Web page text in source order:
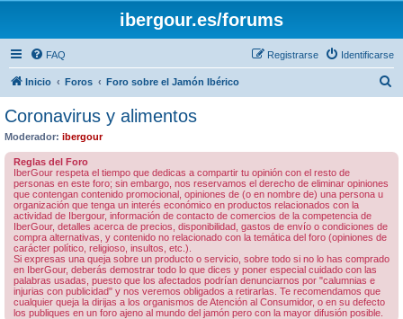
ibergour.es/forums
FAQ Identificarse
Registrarse
Inicio Foros Foro sobre el Jamón Ibérico
Coronavirus y alimentos
Moderador: ibergour
Reglas del Foro
IberGour respeta el tiempo que dedicas a compartir tu opinión con el resto de
personas en este foro; sin embargo, nos reservamos el derecho de eliminar opiniones
que contengan contenido promocional, opiniones de (o en nombre de) una persona u
organización que tenga un interés económico en productos relacionados con la
actividad de Ibergour, información de contacto de comercios de la competencia de
IberGour, detalles acerca de precios, disponibilidad, gastos de envío o condiciones de
compra alternativas, y contenido no relacionado con la temática del foro (opiniones de
carácter político, religioso, insultos, etc.).
Si expresas una queja sobre un producto o servicio, sobre todo si no lo has comprado
en IberGour, deberás demostrar todo lo que dices y poner especial cuidado con las
palabras usadas, puesto que los afectados podrían denunciarnos por "calumnias e
injurias con publicidad" y nos veremos obligados a retirarlas. Te recomendamos que
cualquier queja la dirijas a los organismos de Atención al Consumidor, o en su defecto
los publiques en un foro ajeno al mundo del jamón pero con la mayor difusión posible.